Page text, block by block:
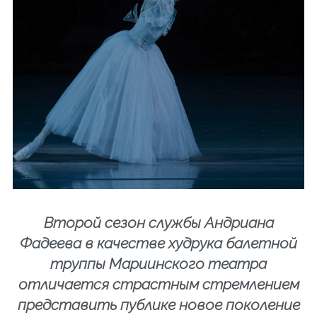
Второй сезон службы Андриана
Фадеева в качестве худрука балетной
труппы Мариинского театра
отличается страстным стремлением
представить публике новое поколение